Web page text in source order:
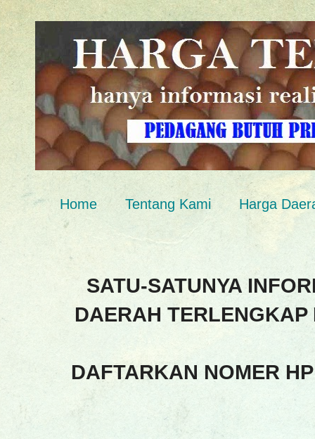
Home Tentang Kami Harga
SATU-SATUNYA
DAERAH TERLENGKAP
DAFTARKAN NOMER